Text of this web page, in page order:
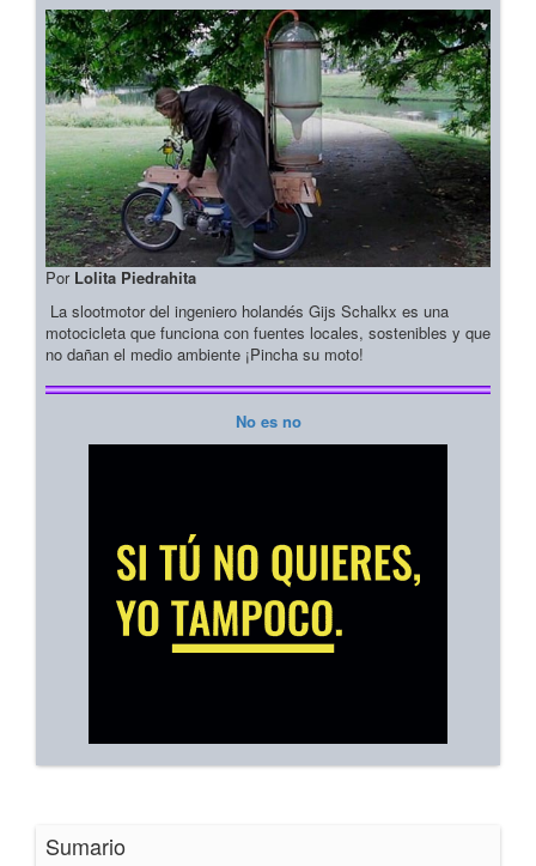
Por Lolita Piedrahita
La slootmotor del ingeniero holandés Gijs Schalkx es una
motocicleta que funciona con fuentes locales, sostenibles y que
no dañan el medio ambiente ¡Pincha su moto!
No es no
Sumario